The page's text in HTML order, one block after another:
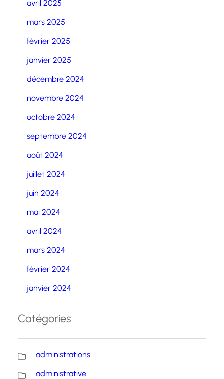
avril 2025
mars 2025
février 2025
janvier 2025
décembre 2024
novembre 2024
octobre 2024
septembre 2024
août 2024
juillet 2024
juin 2024
mai 2024
avril 2024
mars 2024
février 2024
janvier 2024
Catégories
administrations
administrative